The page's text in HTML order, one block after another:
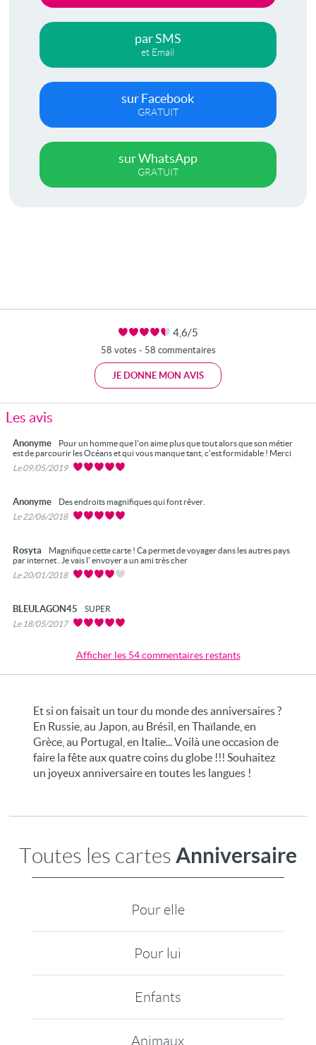
par SMS
et Email
sur Facebook
GRATUIT
sur WhatsApp
GRATUIT
4,6/5
58 votes - 58 commentaires
JE DONNE MON AVIS
Les avis
Anonyme
Pour un homme que l'on aime plus que tout alors que son métier
est de parcourir les Océans et qui vous manque tant, c'est formidable ! Merci
Le 09/05/2019
Anonyme
Des endroits magnifiques qui font rêver.
Le 22/06/2018
Rosyta
Magnifique cette carte ! Ca permet de voyager dans les autres pays
par internet . Je vais l' envoyer a un ami très cher
Le 20/01/2018
BLEULAGON45
SUPER
Le 18/05/2017
Afficher les 54 commentaires restants
Et si on faisait un tour du monde des anniversaires ?
En Russie, au Japon, au Brésil, en Thaïlande, en
Grèce, au Portugal, en Italie... Voilà une occasion de
faire la fête aux quatre coins du globe !!! Souhaitez
un joyeux anniversaire en toutes les langues !
Toutes les cartes Anniversaire
Pour elle
Pour lui
Enfants
Animaux